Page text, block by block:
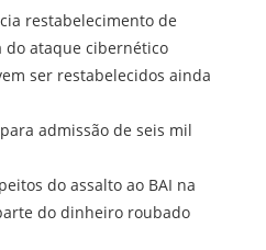
restabelecimento de
do ataque cibernético
ser restabelecidos ainda
admissão de seis mil
do assalto ao BAI na
do dinheiro roubado